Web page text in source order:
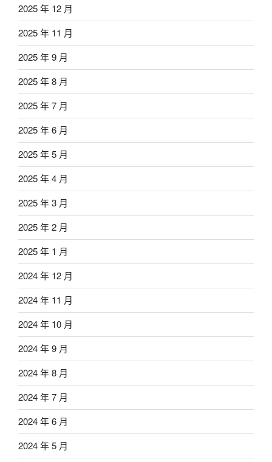
2025 年 12 月
2025 年 11 月
2025 年 9 月
2025 年 8 月
2025 年 7 月
2025 年 6 月
2025 年 5 月
2025 年 4 月
2025 年 3 月
2025 年 2 月
2025 年 1 月
2024 年 12 月
2024 年 11 月
2024 年 10 月
2024 年 9 月
2024 年 8 月
2024 年 7 月
2024 年 6 月
2024 年 5 月